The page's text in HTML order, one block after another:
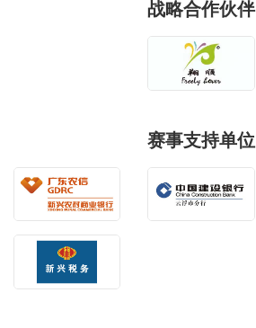
战略合作伙伴
赛事支持单位